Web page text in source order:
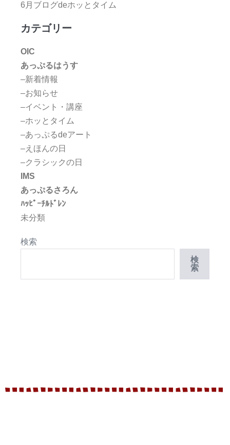
6月ブログdeホッとタイム
カテゴリー
OIC
あっぷるはうす
–新着情報
–お知らせ
–イベント・講座
–ホッとタイム
–あっぷるdeアート
–えほんの日
–クラシックの日
IMS
あっぷるさろん
ﾊｯﾋﾟｰﾁﾙﾄﾞﾚﾝ
未分類
検索
検
索